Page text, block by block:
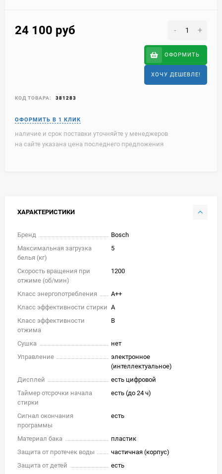
24 100 руб - +
ОФОРМИТЬ
ХОЧУ ДЕШЕВЛЕ!
КОД ТОВАРА: 381283
наличие и срок поставки уточняйте у менеджеров
на сайте указана цена последнего предложения
ХАРАКТЕРИСТИКИ
Бренд
Bosch
Максимальная загрузка
белья (кг)
5
Скорость вращения при
отжиме (об/мин)
1200
Класс энергопотребления
A++
Класс эффективности стирки A
Класс эффективности
отжима
B
Сушка
нет
Управление
электронное
(интеллектуальное)
Дисплей
есть цифровой
Таймер отсрочки начала
стирки
есть (до 24 ч)
Сигнал окончания
программы
есть
Материал бака
пластик
Защита от протечек воды
частичная (корпус)
Защита от детей
есть